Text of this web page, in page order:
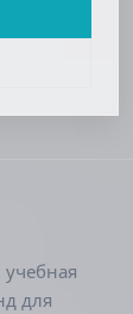
для